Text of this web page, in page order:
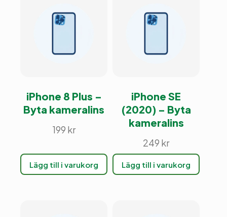
iPhone 8 Plus –
Byta kameralins
199 kr
Lägg till i varukorg
iPhone SE
(2020) – Byta
kameralins
249 kr
Lägg till i varukorg